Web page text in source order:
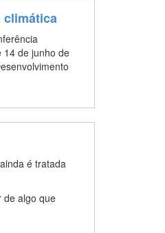
climática
14 de junho de
é tratada
de algo que